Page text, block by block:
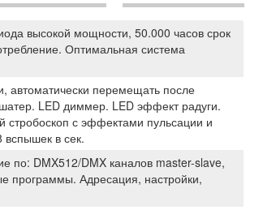
высокой мощности, 50.000 часов срок
Оптимальная система
автоматически перемещать после
LED диммер. LED эффект радуги.
с эффектами пульсации и
вспышек в сек.
по: DMX512/DMX каналов master-slave,
программы. Адресация, настройки,